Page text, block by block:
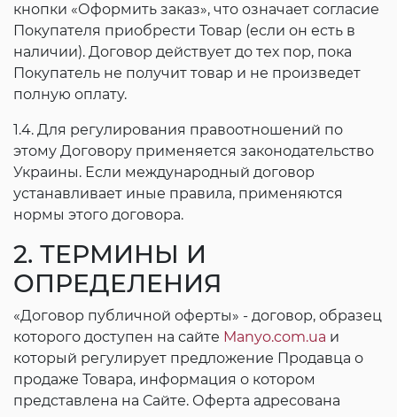
кнопки «Оформить заказ», что означает согласие
Покупателя приобрести Товар (если он есть в
наличии). Договор действует до тех пор, пока
Покупатель не получит товар и не произведет
полную оплату.
1.4. Для регулирования правоотношений по
этому Договору применяется законодательство
Украины. Если международный договор
устанавливает иные правила, применяются
нормы этого договора.
2. ТЕРМИНЫ И
ОПРЕДЕЛЕНИЯ
«Договор публичной оферты» - договор, образец
которого доступен на сайте Manyo.com.ua и
который регулирует предложение Продавца о
продаже Товара, информация о котором
представлена на Сайте. Оферта адресована